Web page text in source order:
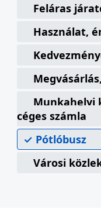
Feláras
Használat,
Munkahelyi
céges számla
Pótlóbusz
Városi